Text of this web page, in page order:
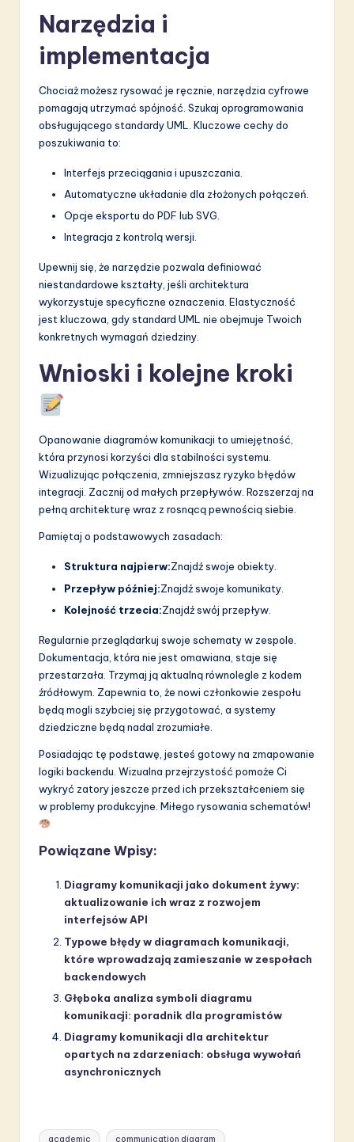
Narzędzia i
implementacja
Chociaż możesz rysować je ręcznie, narzędzia cyfrowe
pomagają utrzymać spójność. Szukaj oprogramowania
obsługującego standardy UML. Kluczowe cechy do
poszukiwania to:
Interfejs przeciągania i upuszczania.
Automatyczne układanie dla złożonych połączeń.
Opcje eksportu do PDF lub SVG.
Integracja z kontrolą wersji.
Upewnij się, że narzędzie pozwala definiować
niestandardowe kształty, jeśli architektura
wykorzystuje specyficzne oznaczenia. Elastyczność
jest kluczowa, gdy standard UML nie obejmuje Twoich
konkretnych wymagań dziedziny.
Wnioski i kolejne kroki
Opanowanie diagramów komunikacji to umiejętność,
która przynosi korzyści dla stabilności systemu.
Wizualizując połączenia, zmniejszasz ryzyko błędów
integracji. Zacznij od małych przepływów. Rozszerzaj na
pełną architekturę wraz z rosnącą pewnością siebie.
Pamiętaj o podstawowych zasadach:
Struktura najpierw:Znajdź swoje obiekty.
Przepływ później:Znajdź swoje komunikaty.
Kolejność trzecia:Znajdź swój przepływ.
Regularnie przeglądarkuj swoje schematy w zespole.
Dokumentacja, która nie jest omawiana, staje się
przestarzała. Trzymaj ją aktualną równolegle z kodem
źródłowym. Zapewnia to, że nowi członkowie zespołu
będą mogli szybciej się przygotować, a systemy
dziedziczne będą nadal zrozumiałe.
Posiadając tę podstawę, jesteś gotowy na zmapowanie
logiki backendu. Wizualna przejrzystość pomoże Ci
wykryć zatory jeszcze przed ich przekształceniem się
w problemy produkcyjne. Miłego rysowania schematów!
Powiązane Wpisy:
Diagramy komunikacji jako dokument żywy:
aktualizowanie ich wraz z rozwojem
interfejsów API
Typowe błędy w diagramach komunikacji,
które wprowadzają zamieszanie w zespołach
backendowych
Głęboka analiza symboli diagramu
komunikacji: poradnik dla programistów
Diagramy komunikacji dla architektur
opartych na zdarzeniach: obsługa wywołań
asynchronicznych
Tags:
academic communication diagram